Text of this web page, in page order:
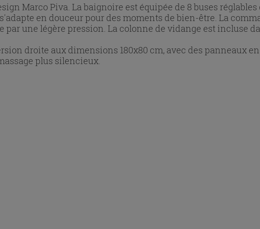
Marco Piva. La baignoire est équipée de 8 buses
en douceur pour des moments de bien-être. La
une légère pression. La colonne de vidange est incluse
droite aux dimensions 180x80 cm, avec des panneaux
plus silencieux.